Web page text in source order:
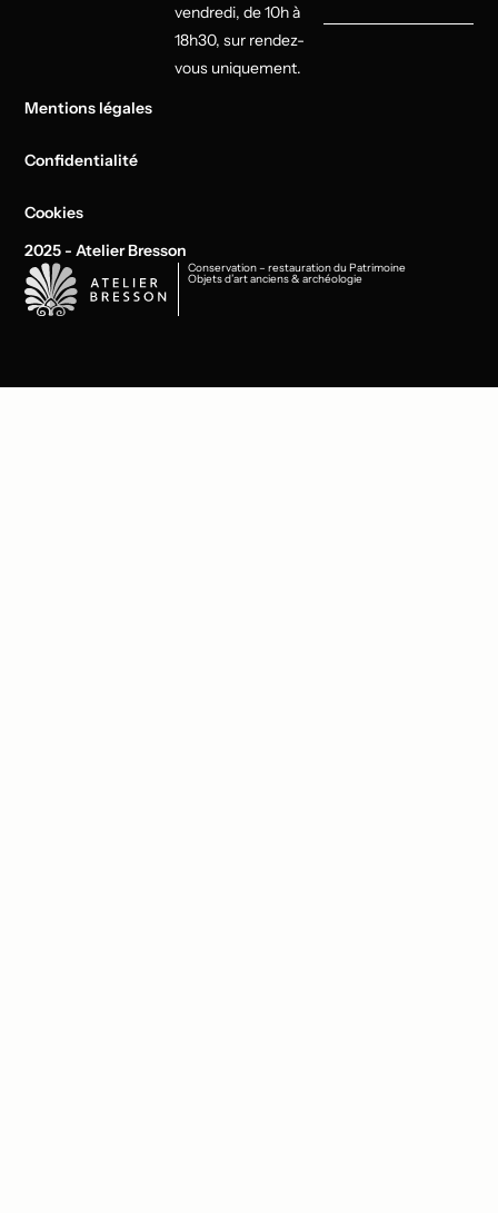
vendredi, de 10h à
18h30, sur rendez-
vous uniquement.
Conservation – restauration du Patrimoine
Objets d’art anciens & archéologie
Mentions légales
Confidentialité
Cookies
2025 - Atelier Bresson